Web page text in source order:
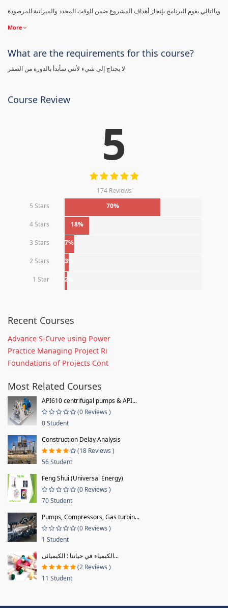
وبالتالي يقوم البرنامج بإنجاز أهداف المشروع ضمن الوقت المحدد والميزانية المرصودة
More
What are the requirements for this course?
لا يحتاج إلى شيء لأنني سأبدأ بالدورة من الصفر
Course Review
5
174 Reviews
5 Stars
70%
4 Stars 18%
3 Stars 7%
2 Stars 3%
1 Star 2%
Recent Courses
Advance S-Curve using Power
Practice Managing Project Ri
Foundations of Projects Cont
Most Related Courses
API610 centrifugal pumps & API...
(0 Reviews )
0 Student
Construction Delay Analysis
(18 Reviews )
56 Student
Feng Shui (Universal Energy)
(0 Reviews )
70 Student
Pumps, Compressors, Gas turbin...
(0 Reviews )
1 Student
الكيمياء في حياتنا : الكيميائى...
(2 Reviews )
11 Student